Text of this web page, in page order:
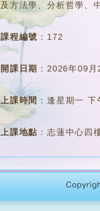
及方法學、分析哲學、
課程編號 ： 172
開課日期 ：2026年09月
上課時間 ：逢星期一
上課地點 ：志蓮中心四